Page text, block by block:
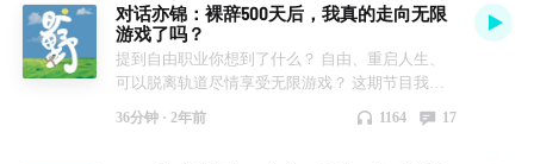
添加JC助理老师微信，即可领取James 老师精心准
备的设计人生大礼包，包含20+工具及PDF。
James 老师新一期设计人生工作坊请见：
https://mp.weixin.qq.com/s/svgb7At9zbZ3upP0Ppd
nWQ 🩵关于播客 人生是旷野，不是轨道。脱离了
把注意力放在构建自己的核心价值上才是最重要的
24:32 自由职业初期，我是如何建立安全感的？
29:30 跳出了职场，为什么还是感觉被人拿捏？
41:43 什么样的人能成为优秀的人生教练？ 46:23
中国现在教练市场的需求是什么样子的？有没有风
亮点 00:02:12 只工作不打工的一天长什么样？
00:04:13 追求效率而忽略了快乐与成长，如何做
好精力管理？ 00:06:14 进入心流状态的秘诀！
00:08:49 建立新习惯：空腹爬楼和深度思考任务
的奇妙结合 00:14:46 培养适合自己的精力管理方
的时候，艾格刚好在巴厘岛旅行。让我们来听听她
的故事吧！
——————————————————————
— 本期嘉宾：艾格✨ 95后PCC 教练 & 教育工作者
一个通过教育和教练，用生命影响生命的人 一个
把自己作为方法，探索生命可能性的无限游戏人生
对话亦锦：裸辞500天后，我真的走向无限
游戏了吗？
提到自由职业你想到了什么？ 自由、重启人生、
可以脱离轨道尽情享受无限游戏？ 这期节目我邀
的那些酸甜苦辣。 🥂 本期嘉宾：亦锦。非典型
36分钟 · 2年前 1164 17